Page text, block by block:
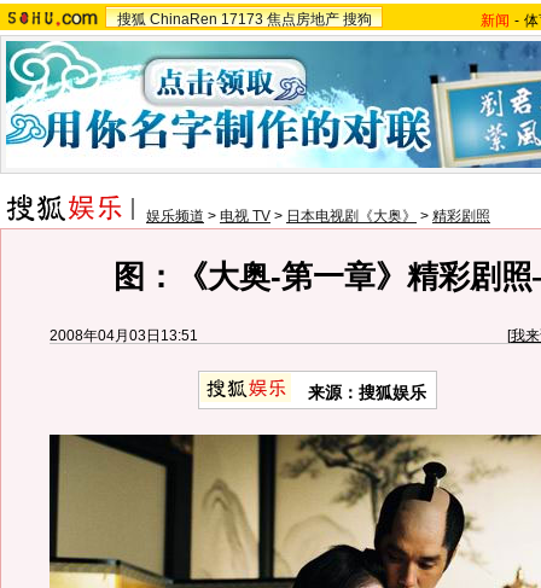
搜狐 ChinaRen 17173 焦点房地产 搜狗 新闻 -
娱乐频道 > 电视 TV > 日本电视剧《大奥》 > 精彩剧照
图：《大奥-第一章》精彩剧
2008年04月03日13:51 [我
来源：搜狐娱乐